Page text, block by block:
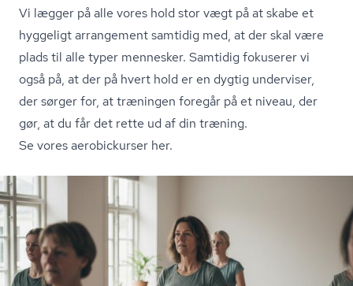
Vi lægger på alle vores hold stor vægt på at skabe et
hyggeligt arrangement samtidig med, at der skal være
plads til alle typer mennesker. Samtidig fokuserer vi
også på, at der på hvert hold er en dygtig underviser,
der sørger for, at træningen foregår på et niveau, der
gør, at du får det rette ud af din træning.
Se vores aerobickurser her.